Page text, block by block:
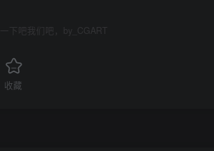
下吧我们吧，by_CGART
收藏